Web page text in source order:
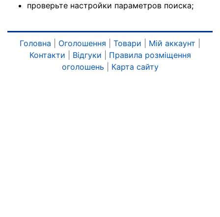
проверьте настройки параметров поиска;
Головна Оголошення Товари Мій аккаунт
Контакти
Відгуки
Правила розміщення
оголошень
Карта сайту